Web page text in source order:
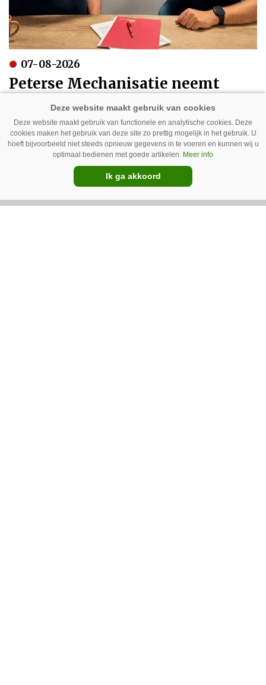
07-08-2026
Peterse Mechanisatie neemt
Pommeq over
Deze website maakt gebruik van functionele en analytische cookies. Deze
cookies maken het gebruik van deze site zo prettig mogelijk in het gebruik. U
hoeft bijvoorbeeld niet steeds opnieuw gegevens in te voeren en kunnen wij u
optimaal bedienen met goede artikelen. Meer info
Ik ga akkoord